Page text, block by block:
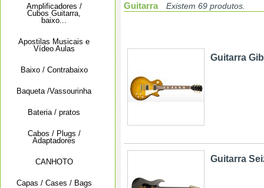
Amplificadores /
Cubos Guitarra,
baixo...
Apostilas Musicais e
Vídeo Aulas
Baixo / Contrabaixo
Baqueta /Vassourinha
Bateria / pratos
Cabos / Plugs /
Adaptadores
CANHOTO
Capas / Cases / Bags
Guitarra Existem 69 produtos.
Guitarra
Guitarra